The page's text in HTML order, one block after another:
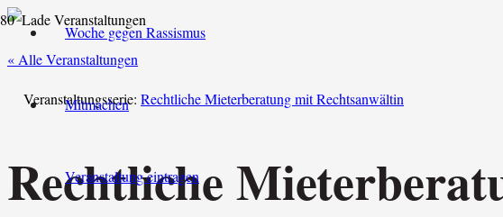
Woche gegen Rassismus
Mitmachen
Veranstaltung eintragen
« Alle Veranstaltungen
Veranstaltungsserie: Rechtliche Mieterberatung mit Rechtsanwältin
Rechtliche